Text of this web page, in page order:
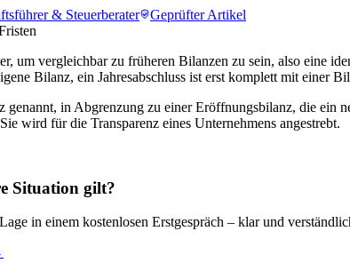
& Steuerberater
Geprüfter Artikel
um vergleichbar zu früheren Bilanzen zu sein, also eine
Bilanz, ein Jahresabschluss ist erst komplett mit einer
genannt, in Abgrenzung zu einer Eröffnungsbilanz, die ein
wird für die Transparenz eines Unternehmens angestrebt.
Situation gilt?
in einem kostenlosen Erstgespräch – klar und